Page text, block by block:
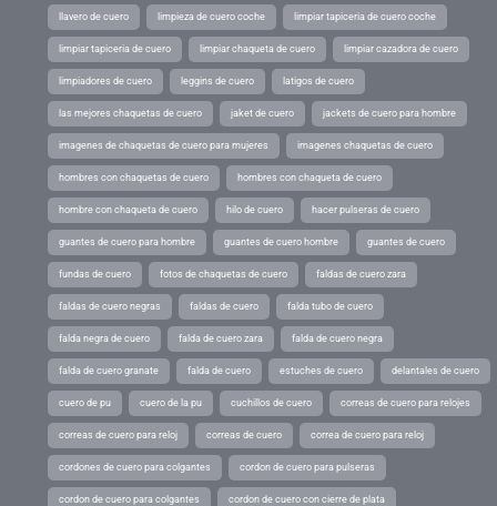
llavero de cuero limpieza de cuero coche limpiar tapiceria de cuero coche
limpiar tapiceria de cuero limpiar chaqueta de cuero limpiar cazadora de cuero
limpiadores de cuero leggins de cuero latigos de cuero
las mejores chaquetas de cuero jaket de cuero jackets de cuero para hombre
imagenes de chaquetas de cuero para mujeres imagenes chaquetas de cuero
hombres con chaquetas de cuero hombres con chaqueta de cuero
hombre con chaqueta de cuero hilo de cuero hacer pulseras de cuero
guantes de cuero para hombre guantes de cuero hombre guantes de cuero
fundas de cuero fotos de chaquetas de cuero faldas de cuero zara
faldas de cuero negras faldas de cuero falda tubo de cuero
falda negra de cuero falda de cuero zara falda de cuero negra
falda de cuero granate falda de cuero estuches de cuero delantales de cuero
cuero de pu cuero de la pu cuchillos de cuero correas de cuero para relojes
correas de cuero para reloj correas de cuero correa de cuero para reloj
cordones de cuero para colgantes cordon de cuero para pulseras
cordon de cuero para colgantes cordon de cuero con cierre de plata